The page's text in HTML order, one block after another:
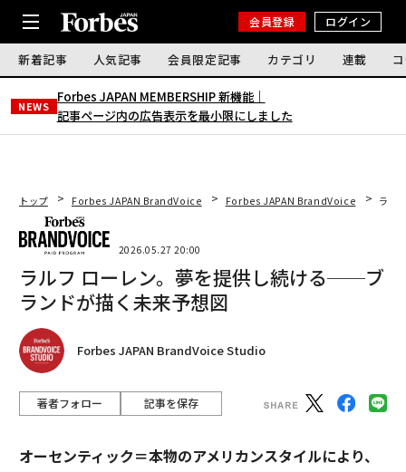
会員登録 ログイン
新着記事 人気記事 会員限定記事 カテゴリ 連載
NEWS
Forbes JAPAN MEMBERSHIP 新機能｜
記事ページ内の広告表示を最小限にしました
トップ Forbes JAPAN BrandVoice Forbes JAPAN BrandVoice ラル
2026.05.27 20:00
ラルフ ローレン。夢を提供し続ける──ブ
ランドが描く未来予想図
Forbes JAPAN BrandVoice Studio
著者フォロー 記事を保存
オーセンティック＝本物のアメリカンスタイルにより、